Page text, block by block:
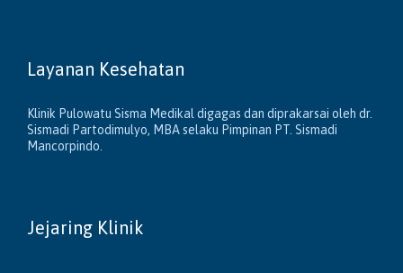
Layanan Kesehatan
Klinik Pulowatu Sisma Medikal digagas dan diprakarsai oleh dr.
Sismadi Partodimulyo, MBA selaku Pimpinan PT. Sismadi
Mancorpindo.
Jejaring Klinik